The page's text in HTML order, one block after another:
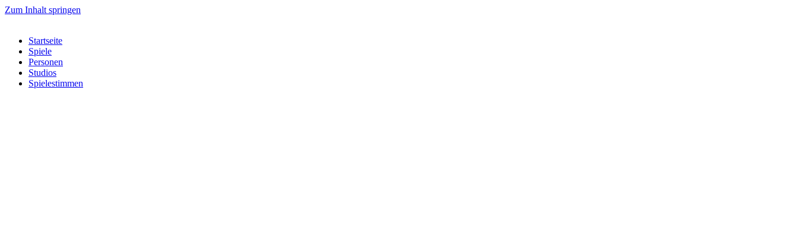
Zum Inhalt springen
Startseite
Spiele
Personen
Studios
Spielestimmen